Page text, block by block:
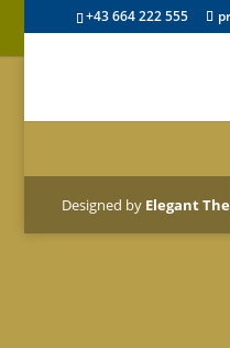
+43 664 222 555
Designed by Elegant